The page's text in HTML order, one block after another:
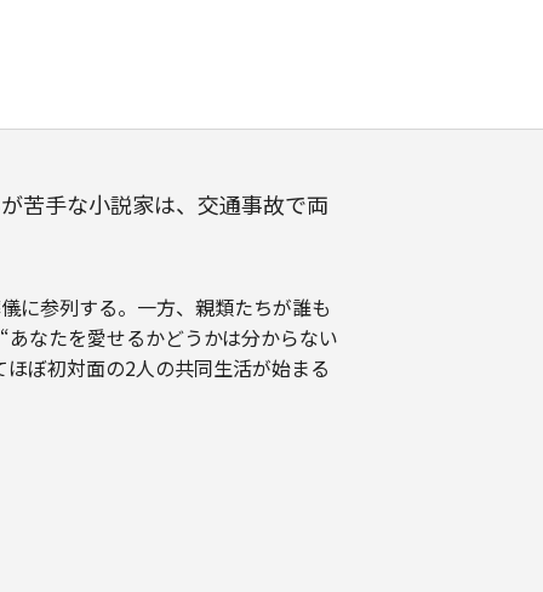
苦手な小説家は、交通事故で両
に参列する。一方、親類たちが誰も
なたを愛せるかどうかは分からない
ぼ初対面の2人の共同生活が始まる